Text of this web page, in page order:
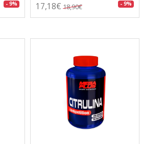
- 9% 17,18€ 18,90€ - 9%